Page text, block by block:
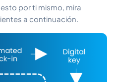
por ti mismo, mira
a continuación.